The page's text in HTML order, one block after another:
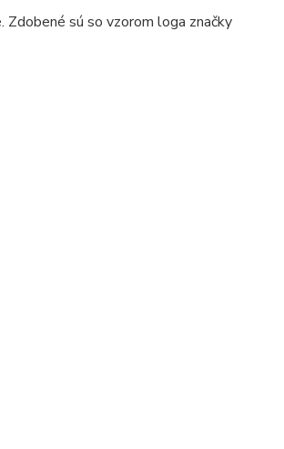
sú so vzorom loga značky